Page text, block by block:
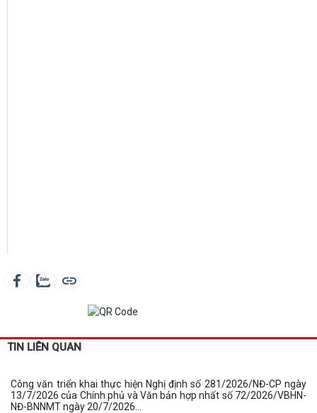
TIN LIÊN QUAN
Công văn triển khai thực hiện Nghị định số 281/2026/NĐ-CP ngày
13/7/2026 của Chính phủ và Văn bản hợp nhất số 72/2026/VBHN-
NĐ-BNNMT ngày 20/7/2026...